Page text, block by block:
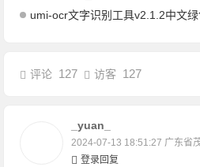
umi-ocr文字识别工具v2.1.2中文
评论 127 访客 127
_yuan_
2024-07-13 18:51:27 广东省
登录回复